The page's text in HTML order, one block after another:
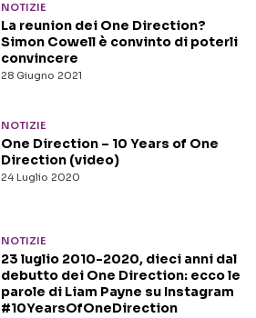
NOTIZIE
28 Giugno 2021
La reunion dei One Direction?
Simon Cowell è convinto di poterli
convincere
NOTIZIE
24 Luglio 2020
One Direction – 10 Years of One
Direction (video)
NOTIZIE
23 luglio 2010-2020, dieci anni dal
debutto dei One Direction: ecco le
parole di Liam Payne su Instagram
#10YearsOfOneDirection